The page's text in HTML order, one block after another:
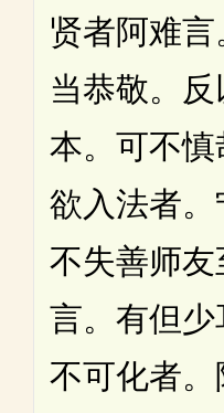
贤者阿难
当恭敬。
本。可不
欲入法者。
不失善师
言。有但
不可化者